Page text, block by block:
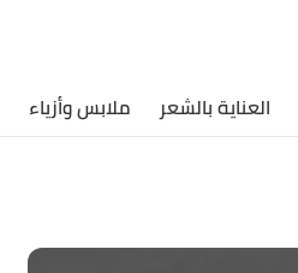
العناية بالشعر ملابس وأزياء